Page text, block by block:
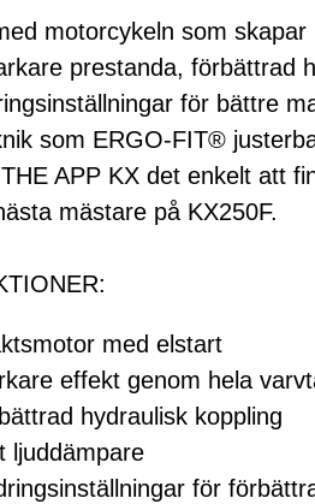
motorcykeln som
prestanda, förbättrad
för bättre
som ERGO-FIT®
APP KX det enkelt att
mästare på KX250F.
med elstart
effekt genom hela
hydraulisk koppling
ljuddämpare
för